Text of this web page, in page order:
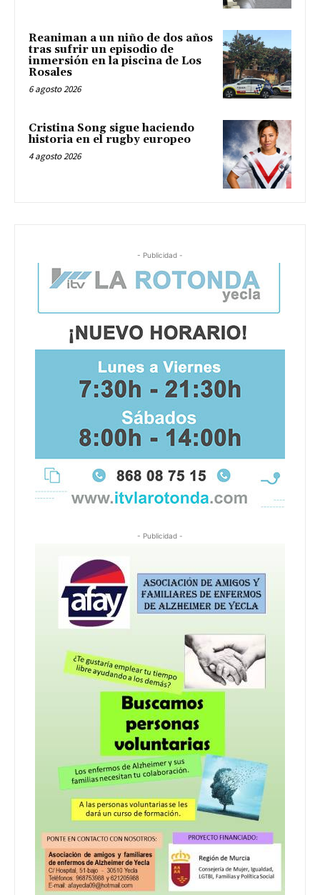
Reaniman a un niño de dos años
tras sufrir un episodio de
inmersión en la piscina de Los
Rosales
6 agosto 2026
Cristina Song sigue haciendo
historia en el rugby europeo
4 agosto 2026
- Publicidad -
- Publicidad -